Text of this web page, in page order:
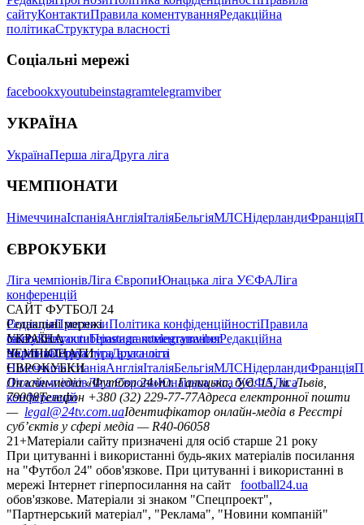
сайтуКонтактиПравила коментуванняРедакційна
політикаСтруктура власності
Соціальні мережі
facebookxyoutubeinstagramtelegramviber
УКРАЇНА
УкраїнаПерша лігаДруга ліга
ЧЕМПІОНАТИ
НімеччинаІспаніяАнгліяІталіяБельгіяМЛСНідерландиФранція
ЄВРОКУБКИ
Ліга чемпіонівЛіга ЄвропиЮнацька ліга УЄФАЛіга
конференцій
САЙТ ФУТБОЛ 24
РедакціяПрогнозиПолітика конфіденційностіПравила
сайтуКонтактиПравила коментуванняРедакційна
політикаСтруктура власності
Соціальні мережі
facebookxyoutubeinstagramtelegramviber
УКРАЇНА
УкраїнаПерша лігаДруга ліга
ЧЕМПІОНАТИ
НімеччинаІспаніяАнгліяІталіяБельгіяМЛСНідерландиФранція
ЄВРОКУБКИ
Ліга чемпіонівЛіга ЄвропиЮнацька ліга УЄФАЛіга
конференцій
Онлайн-медіа «Футбол 24»пл. Галицька, буд. 15, м. Львів,
79008Телефон +380 (32) 229-77-77Адреса електронної пошти
— legal@24tv.com.uaІдентифікатор онлайн-медіа в Реєстрі
суб’єктів у сфері медіа — R40-06058
21+Матеріали сайту призначені для осіб старше 21 року
При цитуванні і використанні будь-яких матеріалів посилання
на "Футбол 24" обов'язкове. При цитуванні і використанні в
мережі Інтернет гіперпосилання на сайт
football24.ua
обов'язкове. Матеріали зі знаком "Спецпроект",
"Партнерський матеріал", "Реклама", "Новини компаній"